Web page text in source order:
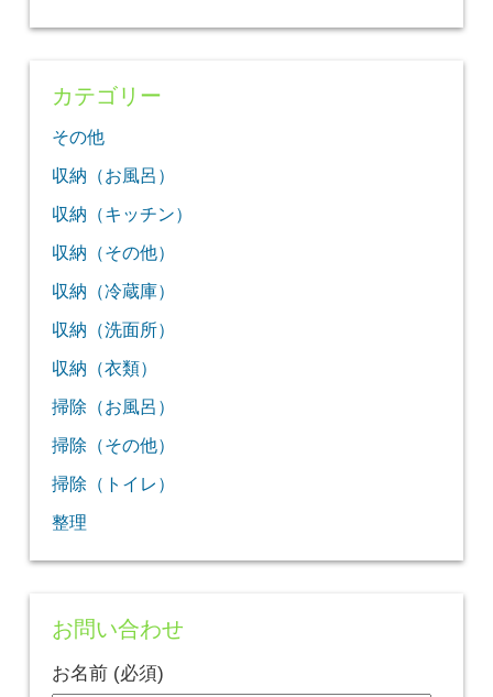
カテゴリー
その他
収納（お風呂）
収納（キッチン）
収納（その他）
収納（冷蔵庫）
収納（洗面所）
収納（衣類）
掃除（お風呂）
掃除（その他）
掃除（トイレ）
整理
お問い合わせ
お名前 (必須)